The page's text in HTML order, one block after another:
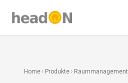
Home Produkte Raummanagement